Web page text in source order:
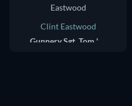
Clint Eastwood